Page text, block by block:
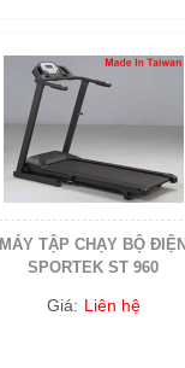
MÁY TẬP CHẠY BỘ
SPORTEK ST 960
Giá: Liên hệ